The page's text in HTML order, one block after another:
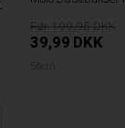
199,95
39,99 DKK
56cm